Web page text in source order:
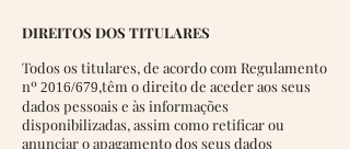
DIREITOS DOS TITULARES
Todos os titulares, de acordo com Regulamento
nº 2016/679,têm o direito de aceder aos seus
dados pessoais e às informações
disponibilizadas, assim como retificar ou
anunciar o apagamento dos seus dados